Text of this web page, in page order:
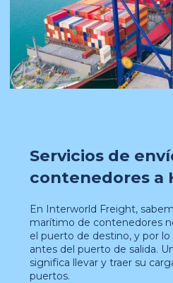
Servicios de
contenedores a
En Interworld Freight,
marítimo de contenedores
el puerto de destino, y por
antes del puerto de salida.
significa llevar y traer su
puertos.